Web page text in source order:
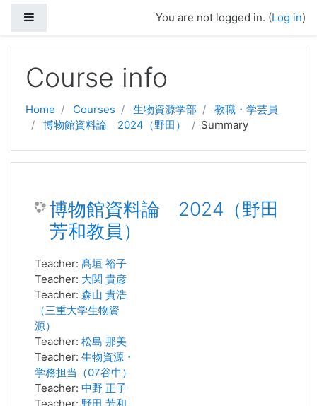
You are not logged in. (Log in)
Course info
Home Courses 生物資源学部
教職・学芸員
博物館資料論 2024（野田）
Summary
博物館資料論 2024（野田
芳和教員）
Teacher: 髙垣 裕子
Teacher: 大関 貴彦
Teacher: 森山 貴浩
（三重大学生物資
源）
Teacher: 松島 那美
Teacher: 生物資源・
学務担当（07谷中）
Teacher: 中野 正子